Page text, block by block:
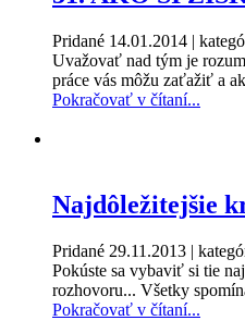
Pridané 14.01.2014 |
Uvažovať nad tým je
práce vás môžu zaťažiť a
Pokračovať v čítaní...
Najdôležitejšie
Pridané 29.11.2013 |
Pokúste sa vybaviť si tie
rozhovoru... Všetky
Pokračovať v čítaní...